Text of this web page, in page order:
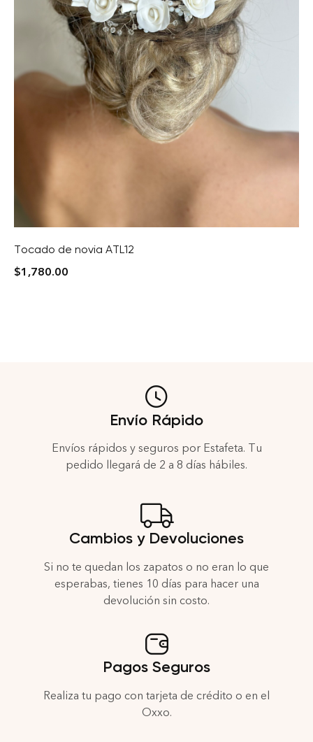
Tocado de novia ATL12
$1,780.00
Envío Rápido
Envíos rápidos y seguros por Estafeta. Tu
pedido llegará de 2 a 8 días hábiles.
Cambios y Devoluciones
Si no te quedan los zapatos o no eran lo que
esperabas, tienes 10 días para hacer una
devolución sin costo.
Pagos Seguros
Realiza tu pago con tarjeta de crédito o en el
Oxxo.